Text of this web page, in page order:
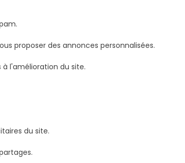
proposer des annonces personnalisées.
l'amélioration du site.
du site.